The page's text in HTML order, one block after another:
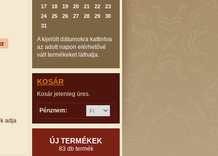
adja
17
18 19 20 21 22
23
24
25 26 27 28 29
30
31
A kijelölt dátumokra kattintva
az adott napon elérhetővé
vált termékeket láthatja.
KOSÁR
Kosár jelenleg üres.
Pénznem:
ÚJ TERMÉKEK
83 db termék